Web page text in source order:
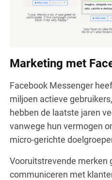
Marketing met
Facebook Messenger
miljoen actieve
hebben de laatste jaren
vanwege hun vermogen
micro-gerichte
Vooruitstrevende merken
communiceren met